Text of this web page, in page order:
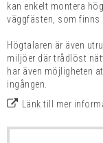
kan enkelt montera
väggfästen, som finns
Högtalaren är även
miljöer där trådlöst
har även möjligheten
ingången.
Länk till mer